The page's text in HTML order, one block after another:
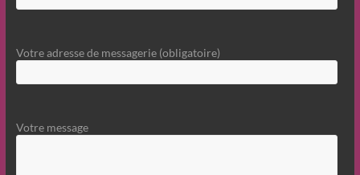
Votre adresse de messagerie (obligatoire)
Votre message